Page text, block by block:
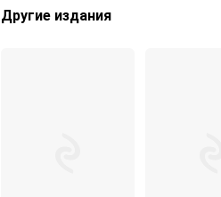
Другие издания